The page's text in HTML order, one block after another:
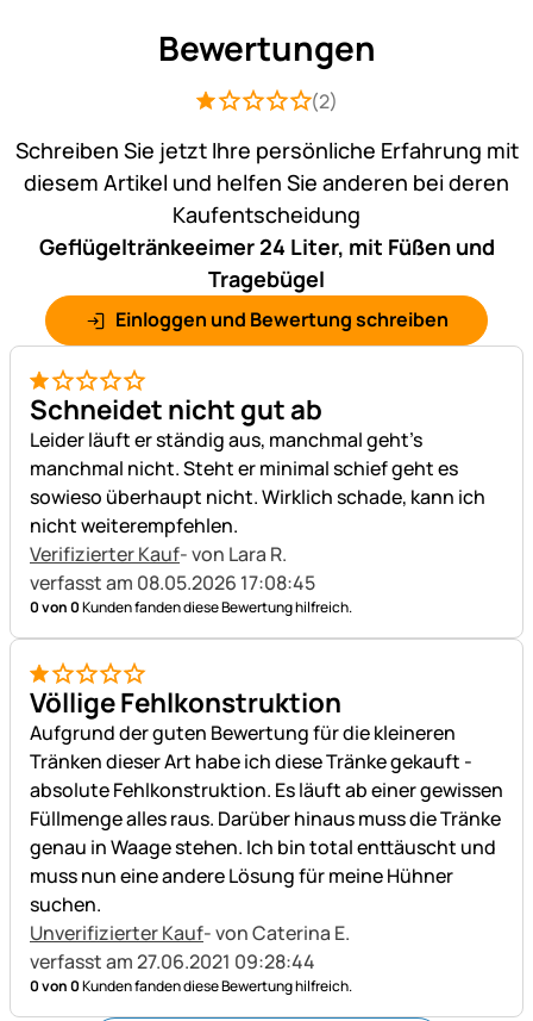
Bewertungen
Bewertung: 1 von 5 (2 Bewertungen)
2 Bewertungen
(2)
Schreiben Sie jetzt Ihre persönliche Erfahrung mit
diesem Artikel und helfen Sie anderen bei deren
Kaufentscheidung
Geflügeltränkeeimer 24 Liter, mit Füßen und
Tragebügel
Einloggen und Bewertung schreiben
1 von 5
Schneidet nicht gut ab
Leider läuft er ständig aus, manchmal geht's
manchmal nicht. Steht er minimal schief geht es
sowieso überhaupt nicht. Wirklich schade, kann ich
nicht weiterempfehlen.
Verifizierter Kauf- von Lara R.
verfasst am 08.05.2026 17:08:45
0 von 0Kunden fanden diese Bewertung hilfreich.
1 von 5
Völlige Fehlkonstruktion
Aufgrund der guten Bewertung für die kleineren
Tränken dieser Art habe ich diese Tränke gekauft -
absolute Fehlkonstruktion. Es läuft ab einer gewissen
Füllmenge alles raus. Darüber hinaus muss die Tränke
genau in Waage stehen. Ich bin total enttäuscht und
muss nun eine andere Lösung für meine Hühner
suchen.
Unverifizierter Kauf- von Caterina E.
verfasst am 27.06.2021 09:28:44
0 von 0Kunden fanden diese Bewertung hilfreich.